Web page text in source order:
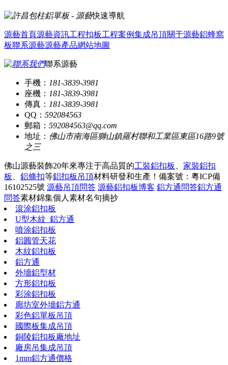
快速導航
源藝首頁源藝資訊工程扣板工程案例集成吊頂關于源藝鋁蜂窩
板聯系源藝源藝產品網站地圖
聯系源藝
手機： 181-3839-3981
座機： 181-3839-3981
傳真： 181-3839-3981
QQ： 592084563
郵箱： 592084563@qq.com
地址： 佛山市南海區獅山鎮羅村聯和工業區東區16路9號
之三
佛山源藝裝飾20年來專注于高品質的工裝鋁扣板 、 家裝鋁扣
板 、 鋁條扣等鋁扣板吊頂材料研發和生產！ 備案號：粵ICP備
16102525號 源藝吊頂問答 源藝鋁扣板博客 鋁方通問答鋁方通
問答素材錦集個人素材名句摘抄
滾涂鋁扣板
U型木紋_鋁方通
噴涂鋁扣板
鋁圓管天花
木紋鋁扣板
鋁方通
外墻鋁型材
方形鋁扣板
彩涂鋁扣板
廊坊室外墻鋁方通
彩色鋁單板吊頂
國際板集成吊頂
銅陵鋁扣板廠地址
廠房吊集成吊頂
1mm鋁方通價格